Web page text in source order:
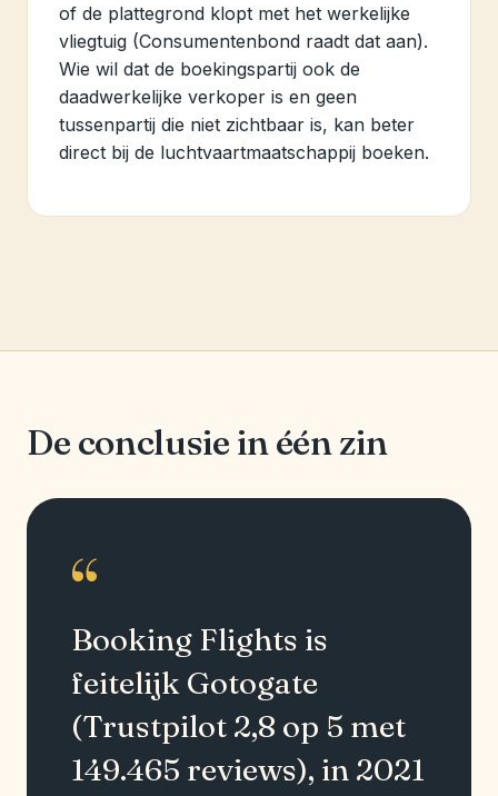
of de plattegrond klopt met het werkelijke
vliegtuig (Consumentenbond raadt dat aan).
Wie wil dat de boekingspartij ook de
daadwerkelijke verkoper is en geen
tussenpartij die niet zichtbaar is, kan beter
direct bij de luchtvaartmaatschappij boeken.
De conclusie in één zin
“
Booking Flights is
feitelijk Gotogate
(Trustpilot 2,8 op 5 met
149.465 reviews), in 2021